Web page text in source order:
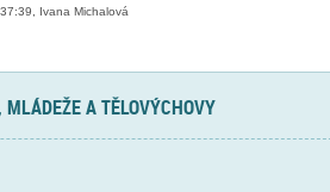
Ivana Michalová
A TĚLOVÝCHOVY